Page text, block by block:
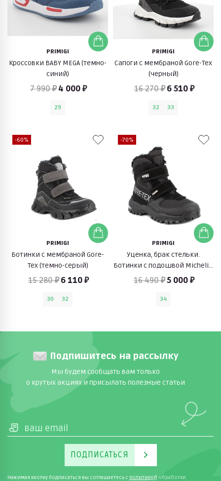
PRIMIGI
Кроссовки BABY MEGA (темно-
синий)
7 990 ₽ 4 000 ₽
29
PRIMIGI
Сапоги с мембраной Gore-Tex
(черный)
16 270 ₽ 6 510 ₽
32 33
-60%
PRIMIGI
Ботинки с мембраной Gore-
Tex (темно-серый)
15 280 ₽ 6 110 ₽
30 32
-70%
PRIMIGI
Уценка, брак стельки.
Ботинки с подошвой Michelin
(черный)
16 490 ₽5 000 ₽
34
Подпишитесь на рассылку
Мы будем сообщать вам только
о крутых акциях и присылать полезные статьи
ПОДПИСАТЬСЯ
Нажимая кнопку Подписаться вы соглашаетесь с политикой обработки